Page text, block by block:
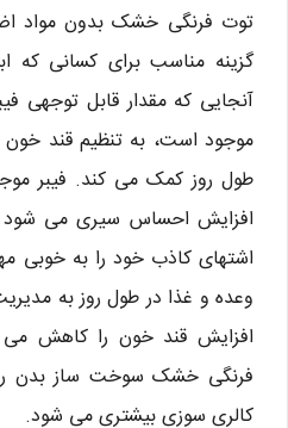
توت فرنگی خشک بدون مواد
گزینه مناسب برای کسانی که
آنجایی که مقدار قابل توجهی
موجود است، به تنظیم قند
طول روز کمک می کند. فیبر
افزایش احساس سیری می
اشتهای کاذب خود را به خوبی
وعده و غذا در طول روز به
افزایش قند خون را کاهش
فرنگی خشک سوخت ساز بدن
کالری سوزی بیشتری می شود.